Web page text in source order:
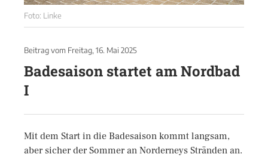
Foto: Linke
Beitrag vom Freitag, 16. Mai 2025
Badesaison startet am Nordbad
I
Mit dem Start in die Badesaison kommt langsam,
aber sicher der Sommer an Norderneys Stränden an.